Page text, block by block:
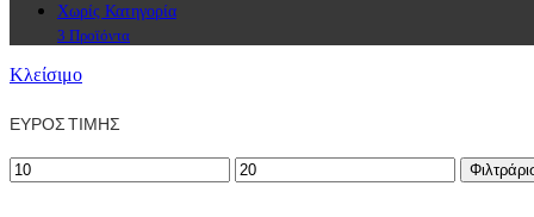
Χωρίς Κατηγορία
3 Προϊόντα
Κλείσιμο
ΕΎΡΟΣ ΤΙΜΉΣ
Ελάχιστη
τιμή
Μέγιστη
τιμή